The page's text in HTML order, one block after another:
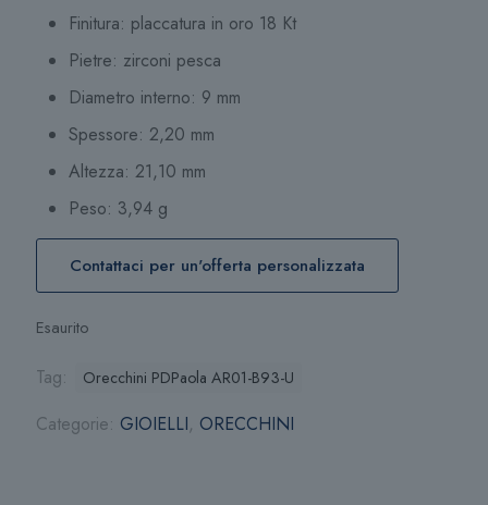
Finitura: placcatura in oro 18 Kt
Pietre: zirconi pesca
Diametro interno: 9 mm
Spessore: 2,20 mm
Altezza: 21,10 mm
Peso: 3,94 g
Contattaci per un'offerta personalizzata
Esaurito
Tag: Orecchini PDPaola AR01-B93-U
Categorie: GIOIELLI, ORECCHINI